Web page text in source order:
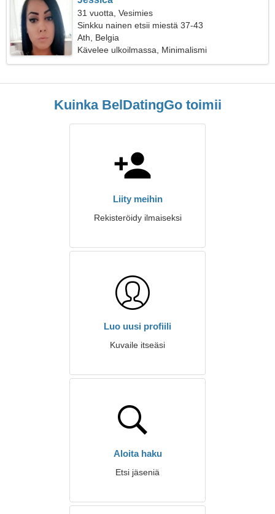
31 vuotta, Vesimies
Sinkku nainen etsii miestä 37-43
Ath, Belgia
Kävelee ulkoilmassa, Minimalismi
Kuinka BelDatingGo toimii
Liity meihin
Rekisteröidy ilmaiseksi
Luo uusi profiili
Kuvaile itseäsi
Aloita haku
Etsi jäseniä